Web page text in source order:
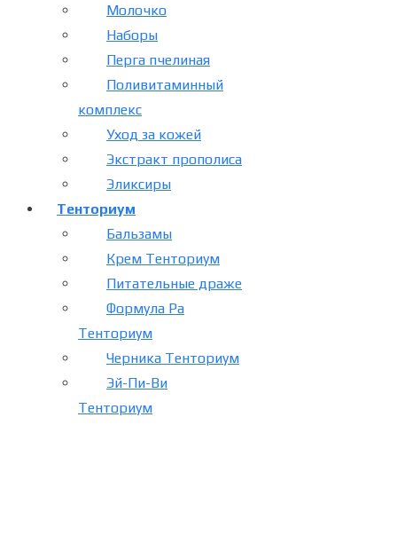
Молочко
Наборы
Перга пчелиная
Поливитаминный
комплекс
Уход за кожей
Экстракт прополиса
Эликсиры
Тенториум
Бальзамы
Крем Тенториум
Питательные драже
Формула Ра
Тенториум
Черника Тенториум
Эй-Пи-Ви
Тенториум